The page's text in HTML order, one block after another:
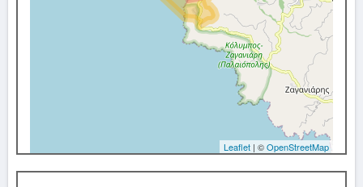
Leaflet | ©OpenStreetMap